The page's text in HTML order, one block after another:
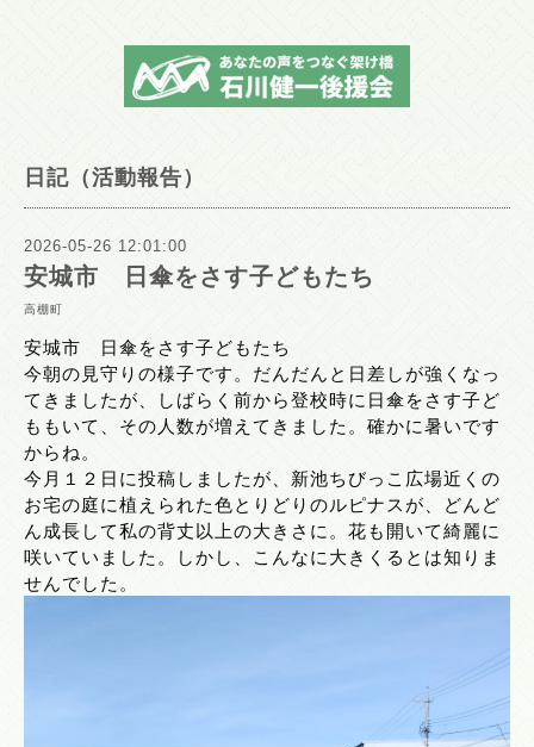
日記（活動報告）
2026-05-26 12:01:00
安城市 日傘をさす子どもたち
高棚町
安城市　日傘をさす子どもたち
今朝の見守りの様子です。だんだんと日差しが強くなっ
てきましたが、しばらく前から登校時に日傘をさす子ど
ももいて、その人数が増えてきました。確かに暑いです
からね。
今月１２日に投稿しましたが、新池ちびっこ広場近くの
お宅の庭に植えられた色とりどりのルピナスが、どんど
ん成長して私の背丈以上の大きさに。花も開いて綺麗に
咲いていました。しかし、こんなに大きくるとは知りま
せんでした。